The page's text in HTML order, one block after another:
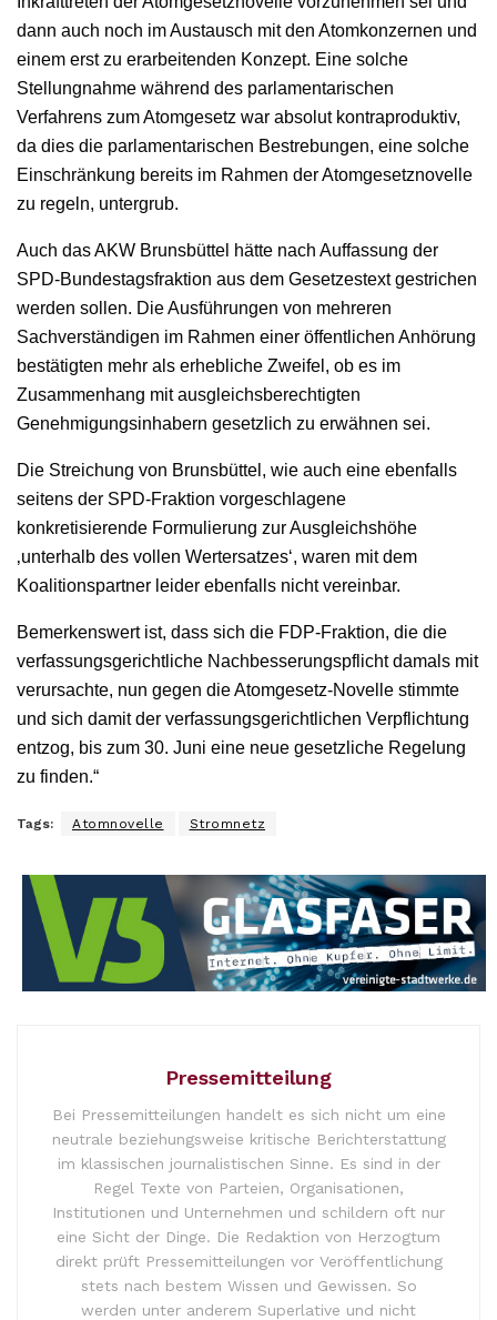
dann auch noch im Austausch mit den Atomkonzernen und
einem erst zu erarbeitenden Konzept. Eine solche
Stellungnahme während des parlamentarischen
Verfahrens zum Atomgesetz war absolut kontraproduktiv,
da dies die parlamentarischen Bestrebungen, eine solche
Einschränkung bereits im Rahmen der Atomgesetznovelle
zu regeln, untergrub.
Auch das AKW Brunsbüttel hätte nach Auffassung der
SPD-Bundestagsfraktion aus dem Gesetzestext gestrichen
werden sollen. Die Ausführungen von mehreren
Sachverständigen im Rahmen einer öffentlichen Anhörung
bestätigten mehr als erhebliche Zweifel, ob es im
Zusammenhang mit ausgleichsberechtigten
Genehmigungsinhabern gesetzlich zu erwähnen sei.
Die Streichung von Brunsbüttel, wie auch eine ebenfalls
seitens der SPD-Fraktion vorgeschlagene
konkretisierende Formulierung zur Ausgleichshöhe
‚unterhalb des vollen Wertersatzes‘, waren mit dem
Koalitionspartner leider ebenfalls nicht vereinbar.
Bemerkenswert ist, dass sich die FDP-Fraktion, die die
verfassungsgerichtliche Nachbesserungspflicht damals mit
verursachte, nun gegen die Atomgesetz-Novelle stimmte
und sich damit der verfassungsgerichtlichen Verpflichtung
entzog, bis zum 30. Juni eine neue gesetzliche Regelung
zu finden.“
Tags: Atomnovelle Stromnetz
Pressemitteilung
Bei Pressemitteilungen handelt es sich nicht um eine
neutrale beziehungsweise kritische Berichterstattung
im klassischen journalistischen Sinne. Es sind in der
Regel Texte von Parteien, Organisationen,
Institutionen und Unternehmen und schildern oft nur
eine Sicht der Dinge. Die Redaktion von Herzogtum
direkt prüft Pressemitteilungen vor Veröffentlichung
stets nach bestem Wissen und Gewissen. So
werden unter anderem Superlative und nicht